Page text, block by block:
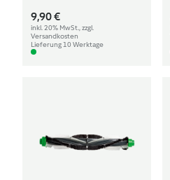
9,90 €
inkl. 20% MwSt., zzgl.
Versandkosten
Lieferung 10 Werktage